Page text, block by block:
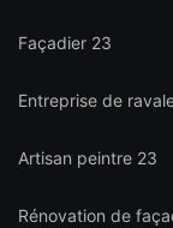
Façadier 23
Entreprise de
Artisan peintre 23
Rénovation de